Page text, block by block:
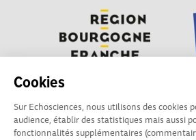
Cookies
Sur Echosciences, nous utilisons des cookies
audience, établir des statistiques mais aussi
fonctionnalités supplémentaires
Besoin d'aide pour utiliser
questions aux administrateurs de la